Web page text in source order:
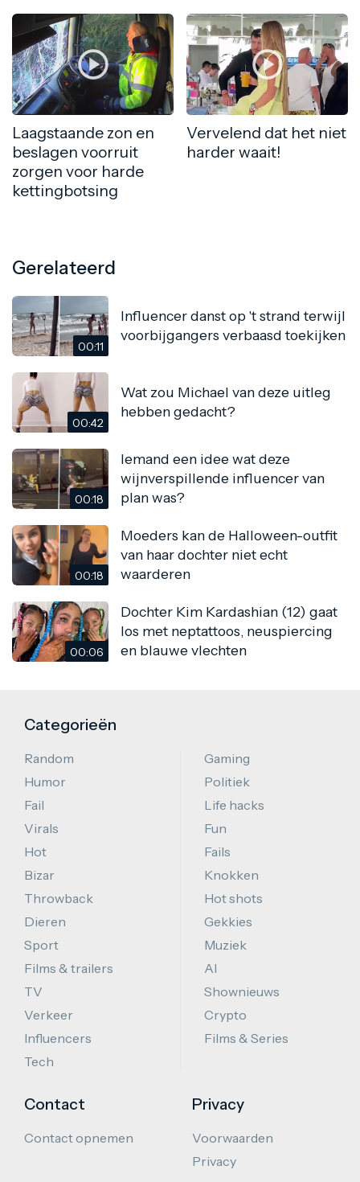
Laagstaande zon en
beslagen voorruit
zorgen voor harde
kettingbotsing
Vervelend dat het niet
harder waait!
Gerelateerd
00:11
Influencer danst op 't strand terwijl
voorbijgangers verbaasd toekijken
00:42
Wat zou Michael van deze uitleg
hebben gedacht?
00:18
Iemand een idee wat deze
wijnverspillende influencer van
plan was?
00:18
Moeders kan de Halloween-outfit
van haar dochter niet echt
waarderen
00:06
Dochter Kim Kardashian (12) gaat
los met neptattoos, neuspiercing
en blauwe vlechten
Categorieën
Random
Humor
Fail
Virals
Hot
Bizar
Throwback
Dieren
Sport
Films & trailers
TV
Verkeer
Influencers
Tech
Gaming
Politiek
Life hacks
Fun
Fails
Knokken
Hot shots
Gekkies
Muziek
AI
Shownieuws
Crypto
Films & Series
Contact
Contact opnemen
Privacy
Voorwaarden
Privacy